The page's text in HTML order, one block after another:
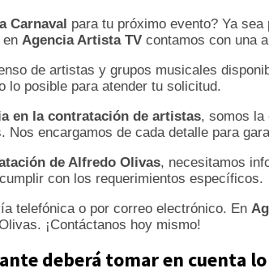
Carnaval para tu próximo evento? Ya sea
Agencia Artista TV contamos con una
de artistas y grupos musicales
lo posible para atender tu solicitud.
en la contratación de artistas, somos la
Nos encargamos de cada detalle para
de Alfredo Olivas, necesitamos
con los requerimientos específicos.
telefónica o por correo electrónico. En
¡Contáctanos hoy mismo!
deberá tomar en cuenta